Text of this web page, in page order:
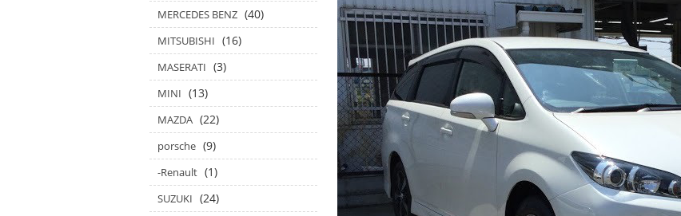
MERCEDES BENZ (40)
MITSUBISHI (16)
MASERATI (3)
MINI (13)
MAZDA (22)
porsche (9)
-Renault (1)
SUZUKI (24)